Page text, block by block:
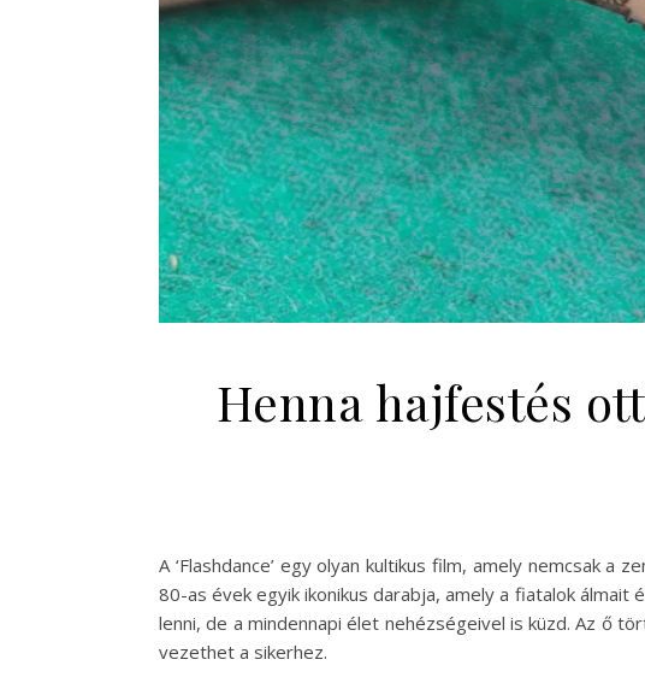
Henna hajfestés
A ‘Flashdance’ egy olyan kultikus film, amely nemcsak
80-as évek egyik ikonikus darabja, amely a fiatalok
lenni, de a mindennapi élet nehézségeivel is küzd. Az ő
vezethet a sikerhez.